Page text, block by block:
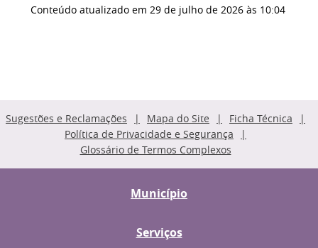
Conteúdo atualizado em 29 de julho de 2026 às 10:04
Sugestões e Reclamações Mapa do Site
Ficha Técnica
Política de Privacidade e Segurança
Glossário de Termos Complexos
Município
Serviços